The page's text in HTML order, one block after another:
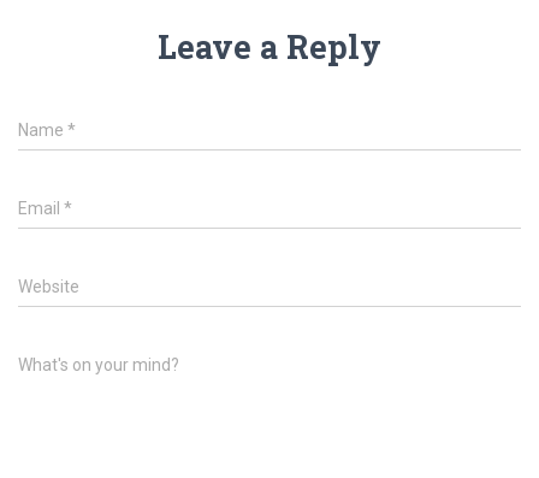
Leave a Reply
Name *
Email *
Website
What's on your mind?